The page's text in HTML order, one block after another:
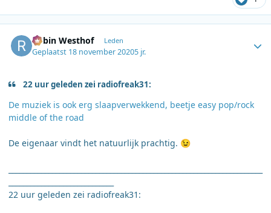
Robin Westhof Leden
Geplaatst 18 november 20205 jr.
22 uur geleden zei radiofreak31:
De muziek is ook erg slaapverwekkend, beetje easy pop/rock
middle of the road
De eigenaar vindt het natuurlijk prachtig. 😉
22 uur geleden zei radiofreak31: